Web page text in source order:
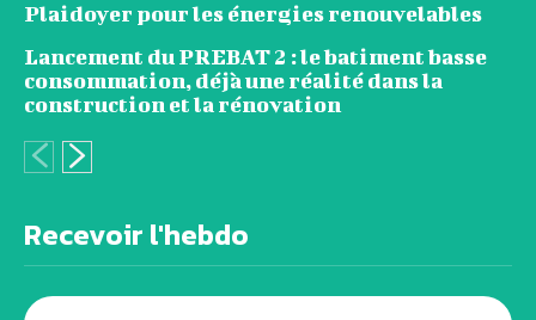
Plaidoyer pour les énergies renouvelables
Lancement du PREBAT 2 : le batiment basse
consommation, déjà une réalité dans la
construction et la rénovation
Recevoir l'hebdo